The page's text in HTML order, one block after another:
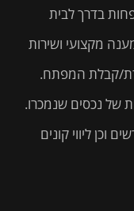
בדרך לבית
מקצועי ושירות
קבלת המפתח.
של נכסים שנמכרו.
וכן ליווי קונים